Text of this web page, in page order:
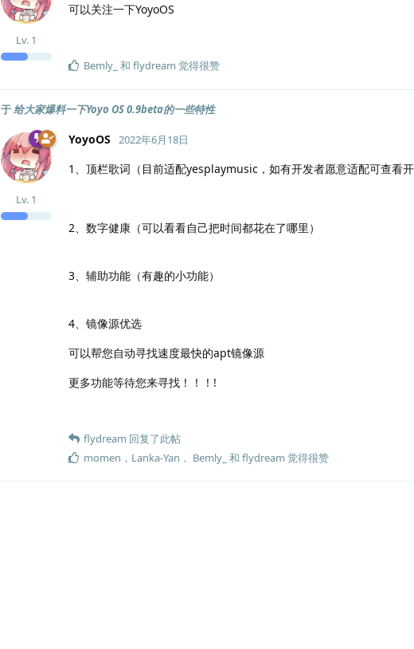
Lv. 1
可以关注一下YoyoOS
Bemly_ 和 flydream 觉得很赞
于给大家爆料一下Yoyo OS 0.9beta的一些特性
YoyoOS
Lv. 1
2022年6月18日
1、顶栏歌词（目前适配yesplaymusic，如有开发者愿意适配可查看开
2、数字健康（可以看看自己把时间都花在了哪里）
3、辅助功能（有趣的小功能）
4、镜像源优选
可以帮您自动寻找速度最快的apt镜像源
更多功能等待您来寻找！！！!
flydream 回复了此帖
momen ， Lanka-Yan ， Bemly_ 和 flydream 觉得很赞